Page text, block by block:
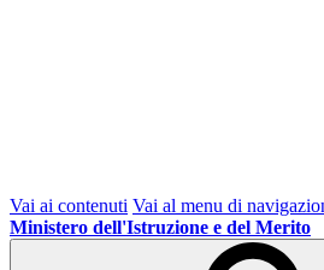
Vai ai contenuti Vai al menu di
Ministero dell'Istruzione e del Merito